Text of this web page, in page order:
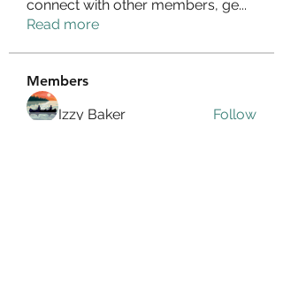
connect with other members, ge...
Read more
Members
Izzy Baker
Follow